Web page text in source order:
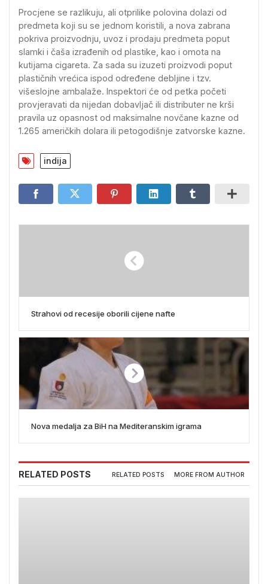
Procjene se razlikuju, ali otprilike polovina dolazi od
predmeta koji su se jednom koristili, a nova zabrana
pokriva proizvodnju, uvoz i prodaju predmeta poput
slamki i čaša izrađenih od plastike, kao i omota na
kutijama cigareta. Za sada su izuzeti proizvodi poput
plastičnih vrećica ispod određene debljine i tzv.
višeslojne ambalaže. Inspektori će od petka početi
provjeravati da nijedan dobavljač ili distributer ne krši
pravila uz opasnost od maksimalne novčane kazne od
1.265 američkih dolara ili petogodišnje zatvorske kazne.
indija
Strahovi od recesije oborili cijene nafte
Nova medalja za BiH na Mediteranskim igrama
RELATED POSTS RELATED POSTS MORE FROM AUTHOR